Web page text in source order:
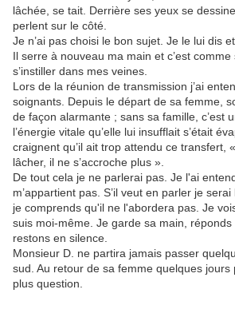
lâchée, se tait. Derrière ses yeux se
perlent sur le côté.
Je n’ai pas choisi le bon sujet. Je le lui dis
Il serre à nouveau ma main et c’est
s’instiller dans mes veines.
Lors de la réunion de transmission j’ai
soignants. Depuis le départ de sa femme,
de façon alarmante ; sans sa famille, c’est
l’énergie vitale qu’elle lui insufflait s’était
craignent qu’il ait trop attendu ce transfert,
lâcher, il ne s’accroche plus ».
De tout cela je ne parlerai pas. Je l'ai
m’appartient pas. S’il veut en parler je
je comprends qu'il ne l'abordera pas. Je
suis moi-même. Je garde sa main,
restons en silence.
Monsieur D. ne partira jamais passer
sud. Au retour de sa femme quelques jours
plus question.